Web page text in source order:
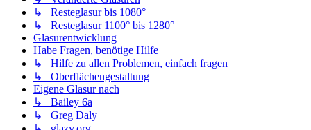
↳ Resteglasur bis 1080°
↳ Resteglasur 1100° bis 1280°
Glasurentwicklung
Habe Fragen, benötige Hilfe
↳ Hilfe zu allen Problemen, einfach fragen
↳ Oberflächengestaltung
Eigene Glasur nach
↳ Bailey 6a
↳ Greg Daly